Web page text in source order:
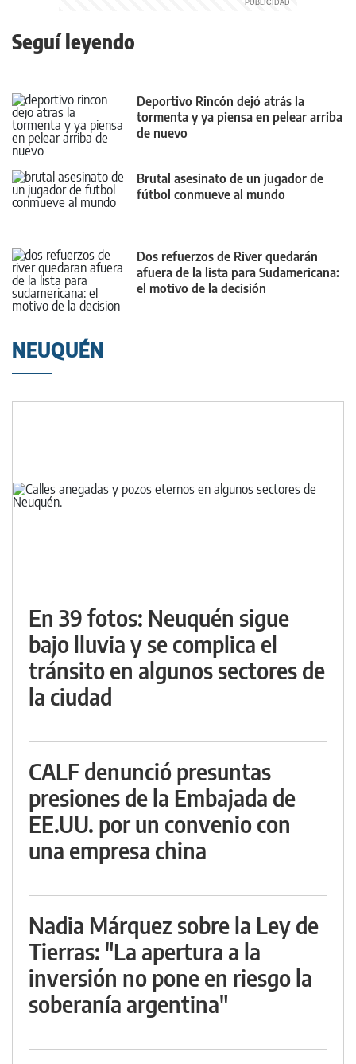
Seguí leyendo
Deportivo Rincón dejó atrás la
tormenta y ya piensa en pelear arriba
de nuevo
Brutal asesinato de un jugador de
fútbol conmueve al mundo
Dos refuerzos de River quedarán
afuera de la lista para Sudamericana:
el motivo de la decisión
NEUQUÉN
En 39 fotos: Neuquén sigue
bajo lluvia y se complica el
tránsito en algunos sectores de
la ciudad
CALF denunció presuntas
presiones de la Embajada de
EE.UU. por un convenio con
una empresa china
Nadia Márquez sobre la Ley de
Tierras: "La apertura a la
inversión no pone en riesgo la
soberanía argentina"